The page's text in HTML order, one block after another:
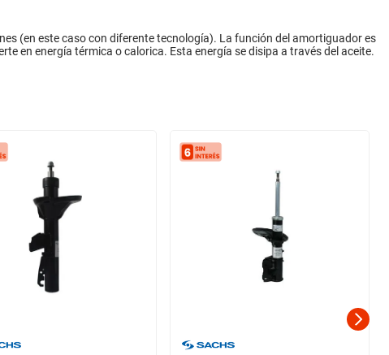
(en este caso con diferente tecnología). La función del amortiguador es
en energía térmica o calorica. Esta energía se disipa a través del aceite.